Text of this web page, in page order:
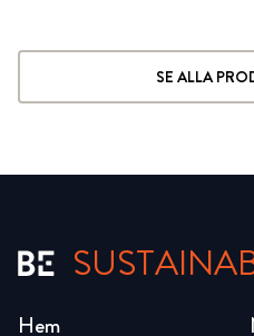
SE ALLA
Hem